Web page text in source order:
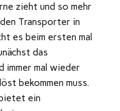
zieht und so mehr
Transporter in
es beim ersten mal
das
immer mal wieder
bekommen muss.
ein